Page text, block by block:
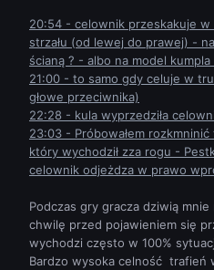
20:54 - celownik przeskakuje
strzału (od lewej do prawej) -
ścianą ? - albo na model
21:00 - to samo gdy celuje w
głowe przeciwnika)
22:28 - kula wyprzedziła
23:03 - Próbowałem
który wychodził zza rogu -
celownik odjeżdza w prawo
Podczas gry gracza dziwią
chwilę przed pojawieniem się
wychodzi często w 100%
Bardzo wysoka celność trafień